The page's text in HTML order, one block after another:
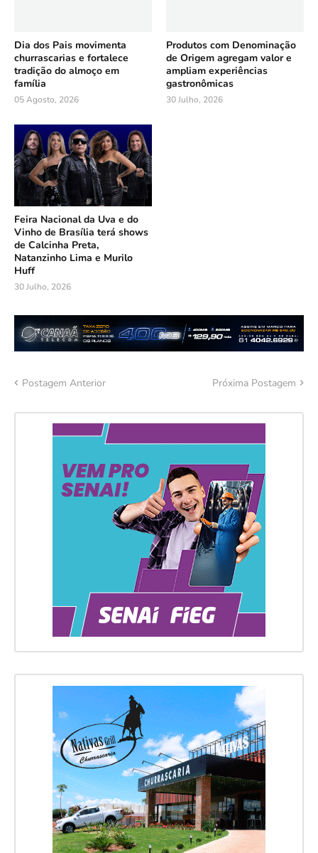
Dia dos Pais movimenta
churrascarias e fortalece
tradição do almoço em
família
05 Agosto, 2026
Produtos com Denominação
de Origem agregam valor e
ampliam experiências
gastronômicas
30 Julho, 2026
Feira Nacional da Uva e do
Vinho de Brasília terá shows
de Calcinha Preta,
Natanzinho Lima e Murilo
Huff
30 Julho, 2026
Postagem Anterior Próxima Postagem